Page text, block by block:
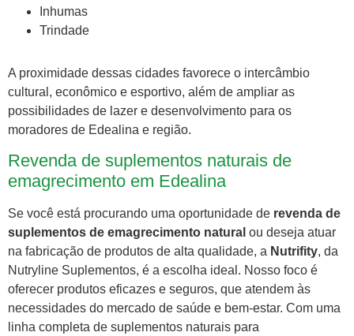
Inhumas
Trindade
A proximidade dessas cidades favorece o intercâmbio
cultural, econômico e esportivo, além de ampliar as
possibilidades de lazer e desenvolvimento para os
moradores de Edealina e região.
Revenda de suplementos naturais de
emagrecimento em Edealina
Se você está procurando uma oportunidade de revenda de
suplementos de emagrecimento natural ou deseja atuar
na fabricação de produtos de alta qualidade, a Nutrifity, da
Nutryline Suplementos, é a escolha ideal. Nosso foco é
oferecer produtos eficazes e seguros, que atendem às
necessidades do mercado de saúde e bem-estar. Com uma
linha completa de suplementos naturais para